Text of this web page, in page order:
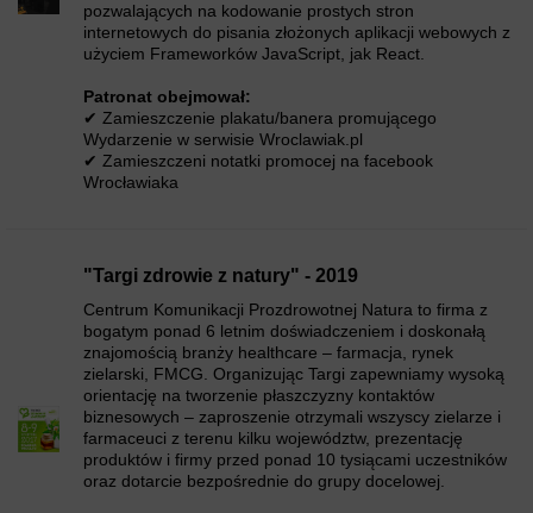
pozwalających na kodowanie prostych stron
internetowych do pisania złożonych aplikacji webowych z
użyciem Frameworków JavaScript, jak React.
Patronat obejmował:
✔ Zamieszczenie plakatu/banera promującego
Wydarzenie w serwisie Wroclawiak.pl
✔ Zamieszczeni notatki promocej na facebook
Wrocławiaka
"Targi zdrowie z natury" - 2019
Centrum Komunikacji Prozdrowotnej Natura to firma z
bogatym ponad 6 letnim doświadczeniem i doskonałą
znajomością branży healthcare – farmacja, rynek
zielarski, FMCG. Organizując Targi zapewniamy wysoką
orientację na tworzenie płaszczyzny kontaktów
biznesowych – zaproszenie otrzymali wszyscy zielarze i
farmaceuci z terenu kilku województw, prezentację
produktów i firmy przed ponad 10 tysiącami uczestników
oraz dotarcie bezpośrednie do grupy docelowej.